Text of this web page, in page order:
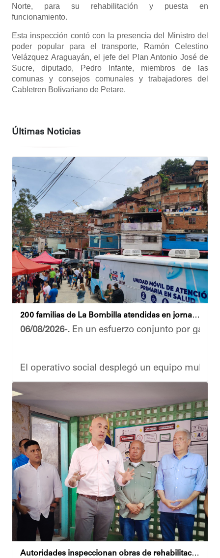
Norte, para su rehabilitación y puesta en
funcionamiento.
Esta inspección contó con la presencia del Ministro del
poder popular para el transporte, Ramón Celestino
Velázquez Araguayán, el jefe del Plan Antonio José de
Sucre, diputado, Pedro Infante, miembros de las
comunas y consejos comunales y trabajadores del
Cabletren Bolivariano de Petare.
Últimas Noticias
200 familias de La Bombilla atendidas en jornada integral
06/08/2026-. En un esfuerzo conjunto por
El operativo social desplegó un equipo
Durante la actividad, los asistentes contaron
Eudicis Viva, habitante de la comunidad y
Esta iniciativa se enmarca en la política social
Oskarina Rosso
Autoridades inspeccionan obras de rehabilitación en la U.E.N. José Antonio Calcaño en Caucagüita